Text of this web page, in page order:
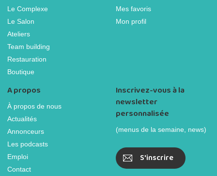
Le Complexe
Le Salon
Ateliers
Team building
Restauration
Boutique
Mes favoris
Mon profil
A propos
À propos de nous
Actualités
Annonceurs
Les podcasts
Emploi
Contact
Inscrivez-vous à la
newsletter
personnalisée
(menus de la semaine, news)
S'inscrire